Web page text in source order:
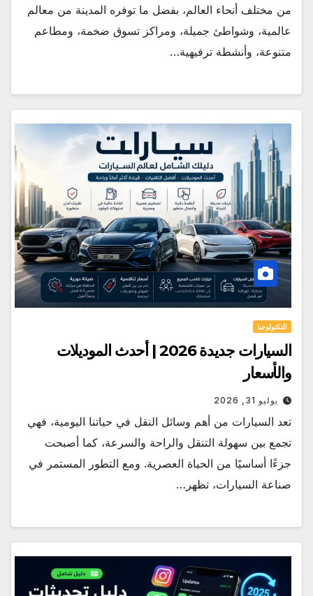
من مختلف أنحاء العالم، بفضل ما توفره المدينة من معالم
عالمية، وشواطئ جميلة، ومراكز تسوق ضخمة، ومطاعم
متنوعة، وأنشطة ترفيهية…
التكنولوجيا
السيارات جديدة 2026 | أحدث الموديلات
والأسعار
يوليو 31, 2026
تعد السيارات من أهم وسائل النقل في حياتنا اليومية، فهي
تجمع بين سهولة التنقل والراحة والسرعة، كما أصبحت
جزءًا أساسيًا من الحياة العصرية. ومع التطور المستمر في
صناعة السيارات، تظهر…